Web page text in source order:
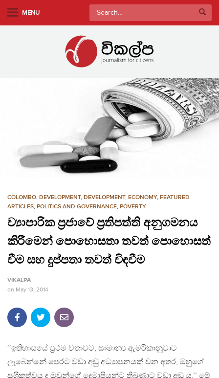
MENU
Search
for:
COLOMBO, DEVELOPMENT, DEVELOPMENT, ECONOMY, FEATURED
ARTICLES, POLITICS AND GOVERNANCE, POVERTY
ව්‍යාපාරික ප‍්‍රජාවේ ප‍්‍රතිපත්ති අනුගමනය
කිරීමෙන් පොහොසතා තවත් පොහොසත්
වීම සහ දුප්පතා තවත් විඳවීම
VIKALPA
on May 13, 2014
‘‘ඉතිහාසයේ ප‍්‍රථම වතාවට, සාමාන්‍ය ඇමරිකානුවාට
ලැබෙන්නේ පෙරට වඩා අඩු අධ්‍යාපනයක් වන අතර, ඔහුගේ
සශ‍්‍රීකත්වය ද ඔවුන්ගේ දෙමාපියන්ට තිබුණාට වඩා අඩු ය.’’ මේ